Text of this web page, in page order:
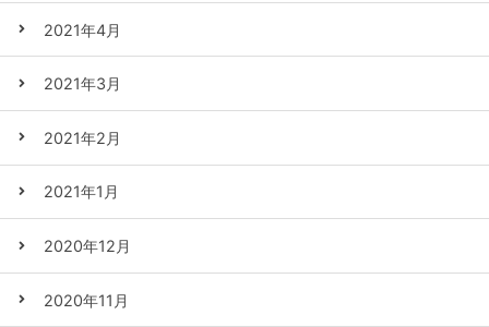
2021年4月
2021年3月
2021年2月
2021年1月
2020年12月
2020年11月